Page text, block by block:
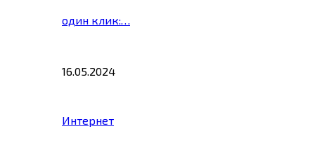
один клик:…
16.05.2024
Интернет